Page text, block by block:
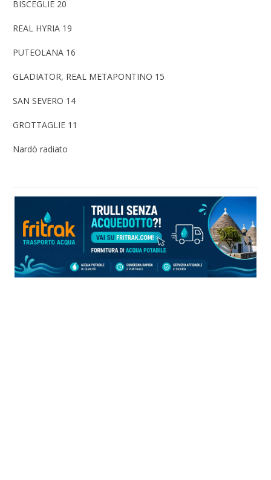
BISCEGLIE 20
REAL HYRIA 19
PUTEOLANA 16
GLADIATOR, REAL METAPONTINO 15
SAN SEVERO 14
GROTTAGLIE 11
Nardò radiato